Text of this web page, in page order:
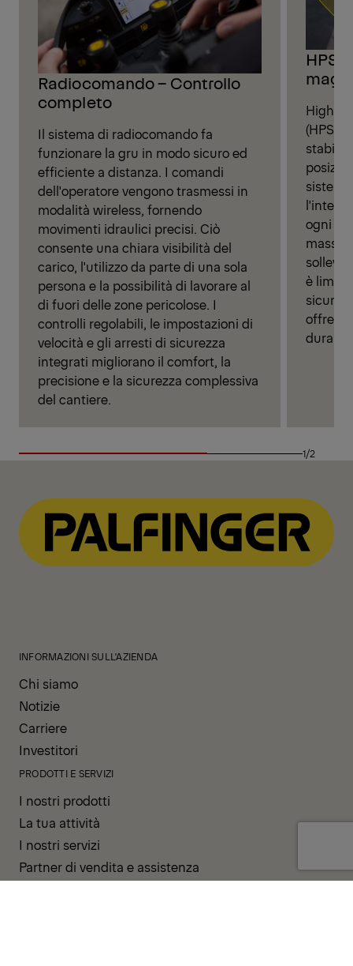
Radiocomando – Controllo
completo
Il sistema di radiocomando fa
funzionare la gru in modo sicuro ed
efficiente a distanza. I comandi
dell'operatore vengono trasmessi in
modalità wireless, fornendo
movimenti idraulici precisi. Ciò
consente una chiara visibilità del
carico, l'utilizzo da parte di una sola
persona e la possibilità di lavorare al
di fuori delle zone pericolose. I
controlli regolabili, le impostazioni di
velocità e gli arresti di sicurezza
integrati migliorano il comfort, la
precisione e la sicurezza complessiva
del cantiere.
High
ogni
è
offre
1/2
INFORMAZIONI SULL'AZIENDA
Chi siamo
Notizie
Carriere
Investitori
PRODOTTI E SERVIZI
I nostri prodotti
La tua attività
I nostri servizi
Partner di vendita e assistenza